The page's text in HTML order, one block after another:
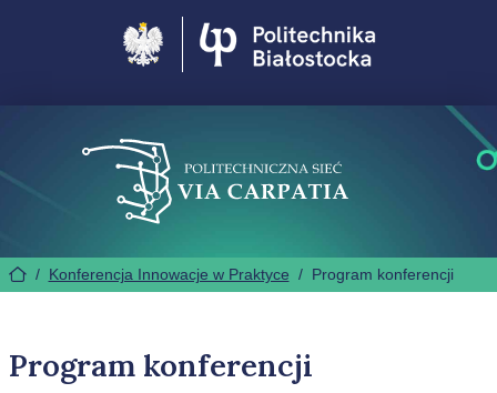
/ Konferencja Innowacje w Praktyce / Program konferencji
Program konferencji